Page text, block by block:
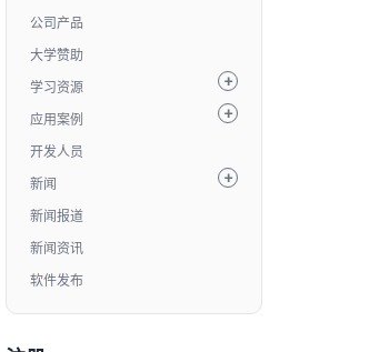
公司产品
大学赞助
学习资源
应用案例
开发人员
新闻
新闻报道
新闻资讯
软件发布